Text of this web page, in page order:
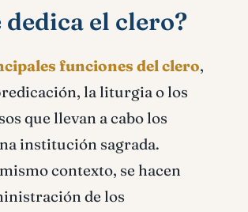
dedica el clero?
funciones del clero,
la liturgia o los
que llevan a cabo los
institución sagrada.
contexto, se hacen
de los